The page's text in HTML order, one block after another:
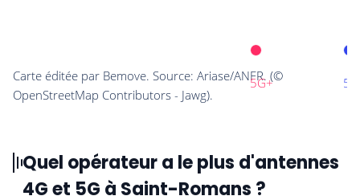
Quel opérateur a le plus d'antennes
4G et 5G à Saint-Romans ?